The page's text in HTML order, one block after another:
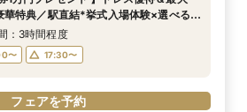
〜
フェアを予約
〜
フェアを予約
華特典／駅直結*挙式入場体験×選べる2
見学
：3時間程度
〜 17:30〜
フェアを予約